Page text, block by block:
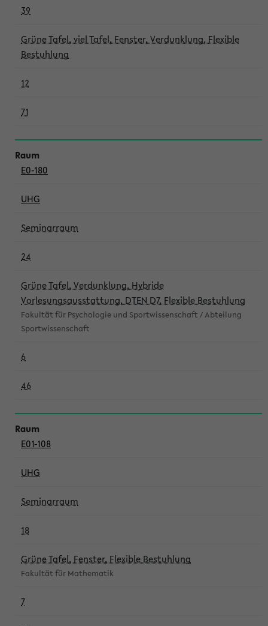
39
Grüne Tafel, viel Tafel, Fenster, Verdunklung, Flexible
Bestuhlung
12
71
E0-180
UHG
Seminarraum
24
Grüne Tafel, Verdunklung, Hybride
Vorlesungsausstattung, DTEN D7, Flexible Bestuhlung
Fakultät für Psychologie und Sportwissenschaft / Abteilung
Sportwissenschaft
6
46
E01-108
UHG
Seminarraum
18
Grüne Tafel, Fenster, Flexible Bestuhlung
Fakultät für Mathematik
7